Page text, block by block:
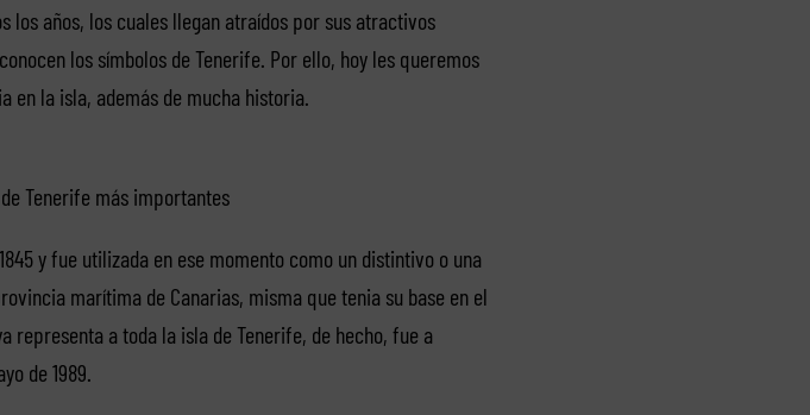
los años, los cuales llegan atraídos por sus atractivos
los símbolos de Tenerife. Por ello, hoy les queremos
en la isla, además de mucha historia.
y fue utilizada en ese momento como un distintivo o una
marítima de Canarias, misma que tenia su base en el
representa a toda la isla de Tenerife, de hecho, fue a
de 1989.